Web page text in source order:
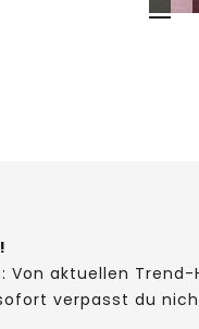
aktuellen Trend-
verpasst du